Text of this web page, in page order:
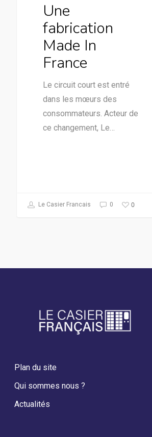
Une
fabrication
Made In
France
Le circuit court est entré
dans les mœurs des
consommateurs. Acteur de
ce changement, Le…
Le Casier Francais 0 0
Plan du site
Qui sommes nous ?
Actualités